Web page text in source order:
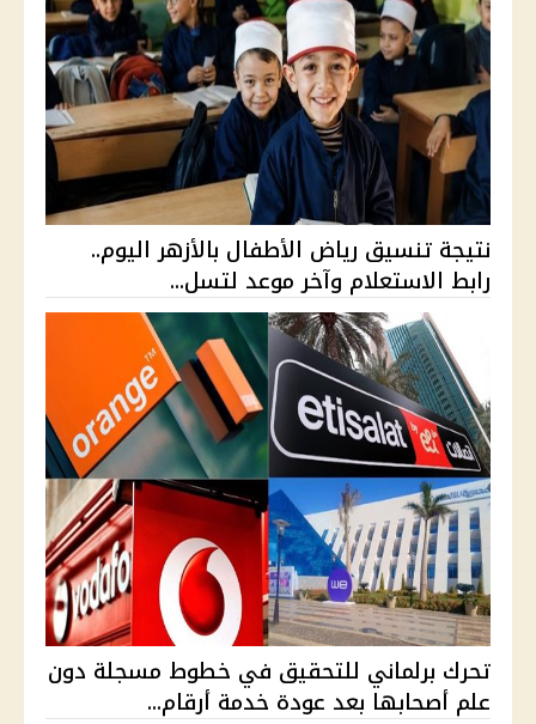
نتيجة تنسيق رياض الأطفال بالأزهر اليوم..
رابط الاستعلام وآخر موعد لتسل...
تحرك برلماني للتحقيق في خطوط مسجلة دون
علم أصحابها بعد عودة خدمة أرقام...